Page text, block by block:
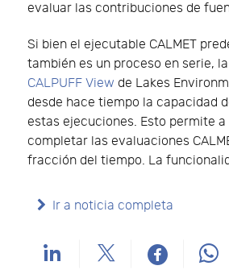
evaluar las contribuciones de
Si bien el ejecutable CALMET
también es un proceso en serie,
CALPUFF View de Lakes
desde hace tiempo la capacidad
estas ejecuciones. Esto permite
completar las evaluaciones
fracción del tiempo. La
Ir a noticia completa